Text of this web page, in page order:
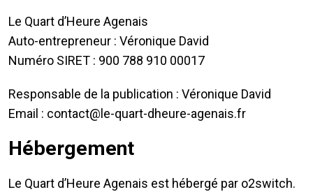
Le Quart d’Heure Agenais
Auto-entrepreneur : Véronique David
Numéro SIRET : 900 788 910 00017
Responsable de la publication : Véronique David
Email : contact@le-quart-dheure-agenais.fr
Hébergement
Le Quart d’Heure Agenais est hébergé par o2switch.